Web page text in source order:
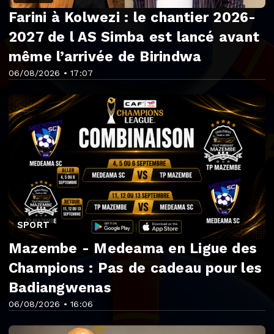
06/08/2026 • 17:07
Farini à Kolwezi : le chantier 2026-
2027 de l AS Simba est lancé avant
même l’arrivée de Birindwa
SPORT
06/08/2026 • 16:06
Mazembe - Medeama en Ligue des
Champions : Pas de cadeau pour les
Badiangwenas